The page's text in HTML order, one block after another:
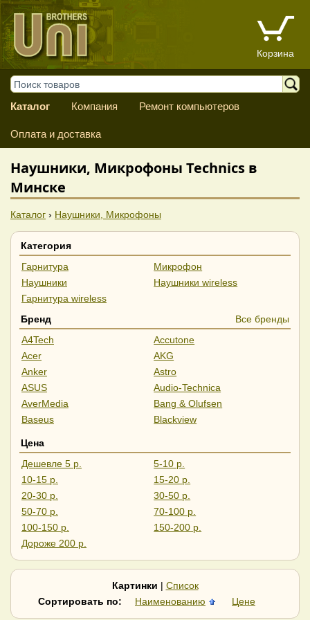
Корзина
Каталог Компания Ремонт компьютеров
Оплата и доставка
Наушники, Микрофоны Technics в
Минске
Каталог › Наушники, Микрофоны
Категория
Гарнитура
Микрофон
Наушники
Наушники wireless
Гарнитура wireless
Бренд
Все бренды
A4Tech
Accutone
Acer
AKG
Anker
Astro
ASUS
Audio-Technica
AverMedia
Bang & Olufsen
Baseus
Blackview
Creative
CrownMicro
Dahua
Defender
Edifier
Ednet
Epos
ExeGate
Fanvil
FIFINE
FiiO
Gembird
Genesis
Ginzzu
GMB Audio
Hoco
HONOR
Цена
Дешевле 5 р.
5-10 р.
10-15 р.
15-20 р.
20-30 р.
30-50 р.
50-70 р.
70-100 р.
100-150 р.
150-200 р.
Дороже 200 р.
Картинки | Список
Сортировать по:
Наименованию Цене